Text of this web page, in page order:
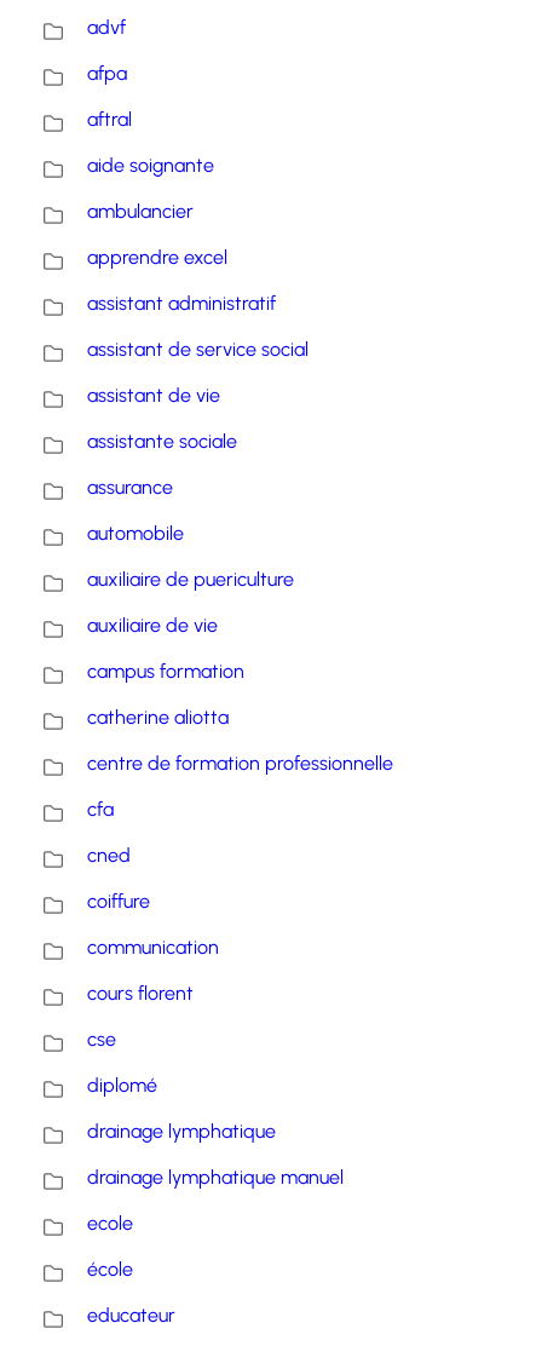
advf
afpa
aftral
aide soignante
ambulancier
apprendre excel
assistant administratif
assistant de service social
assistant de vie
assistante sociale
assurance
automobile
auxiliaire de puericulture
auxiliaire de vie
campus formation
catherine aliotta
centre de formation professionnelle
cfa
cned
coiffure
communication
cours florent
cse
diplomé
drainage lymphatique
drainage lymphatique manuel
ecole
école
educateur